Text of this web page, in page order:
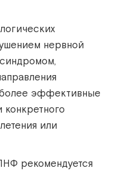
нервной
эффективные
или
рекомендуется